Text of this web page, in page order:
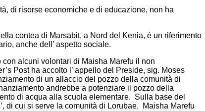
di risorse economiche e di educazione, non ha
contea di Marsabit, a Nord del Kenia, è un riferimento
anche dell’ aspetto sociale.
con alcuni volontari di Maisha Marefu il non
Post ha accolto l’ appello del Preside, sig. Moses
di un allaccio del pozzo della comunità di
andrebbe a potenziare il pozzo della
di acqua alla scuola elementare. Sulla base del
di cui si serve la comunità di Lorubae, Maisha Marefu